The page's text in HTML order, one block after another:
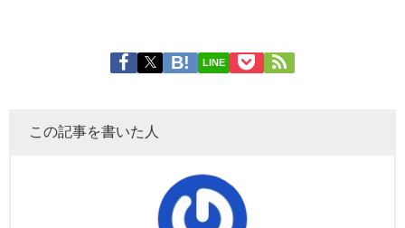
LINE
この記事を書いた人